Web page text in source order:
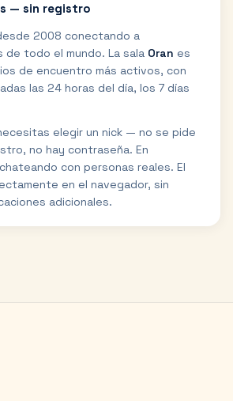
— sin registro
2008 conectando a
de todo el mundo. La sala Oran es
de encuentro más activos, con
las 24 horas del día, los 7 días
elegir un nick — no se pide
no hay contraseña. En
con personas reales. El
en el navegador, sin
adicionales.